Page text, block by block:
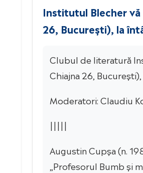
Institutul Blecher vă
26, București), la
Clubul de literatură
Chiajna 26,
Moderatori: Claudiu
|||||
Augustin Cupșa (n.
„Profesorul Bumb și